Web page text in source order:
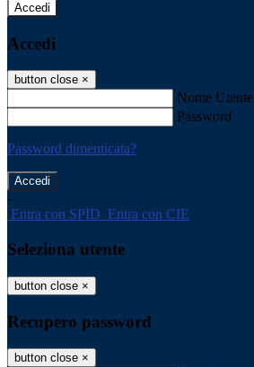
Accedi
Accedi
button close ×
Nome Utente
Password
Password dimenticata?
-
Entra con SPID Entra con CIE
Seleziona utente
button close ×
Recupero password
button close ×